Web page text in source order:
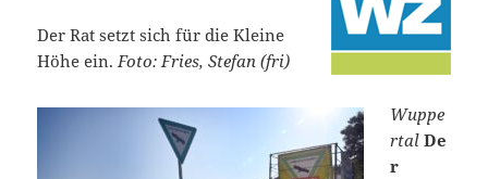
Der Rat setzt sich für die Kleine
Höhe ein.Foto: Fries, Stefan (fri)
Wuppe
rtal De
r